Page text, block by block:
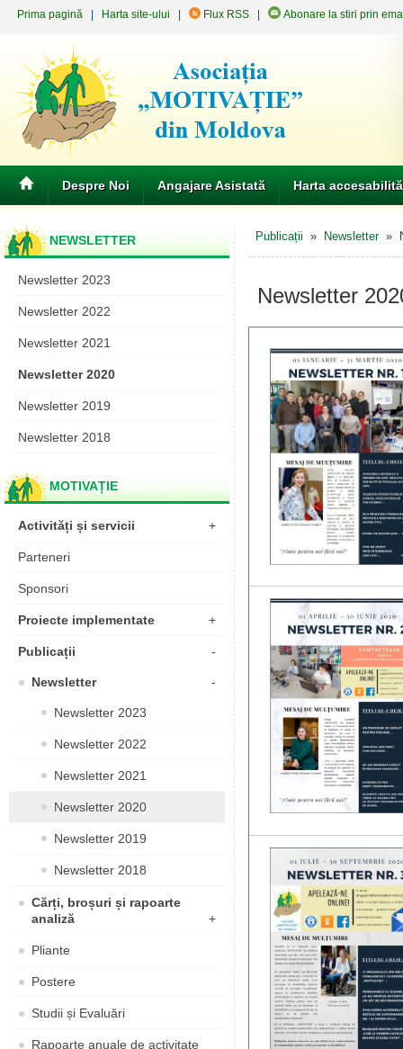
Prima pagină Harta site-ului Flux RSS Abonare la stiri prin
Despre Noi Angajare Asistată Harta
NEWSLETTER
Newsletter 2023
Newsletter 2022
Newsletter 2021
Newsletter 2020
Newsletter 2019
Newsletter 2018
MOTIVAȚIE
Activități și servicii +
Parteneri
Sponsori
Proiecte implementate +
Publicații -
Newsletter -
Newsletter 2023
Newsletter 2022
Newsletter 2021
Newsletter 2020
Newsletter 2019
Newsletter 2018
Cărți, broșuri și rapoarte
analiză
+
Pliante
Postere
Studii și Evaluări
Rapoarte anuale de activitate
Publicații » Newsletter»
Newsletter